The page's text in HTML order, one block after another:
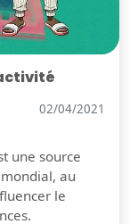
02/04/2021
une source
au
le